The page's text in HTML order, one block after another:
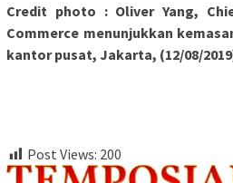
Credit photo : Oliver Yang,
Commerce menunjukkan
kantor pusat, Jakarta, (12/08/
Post Views: 200